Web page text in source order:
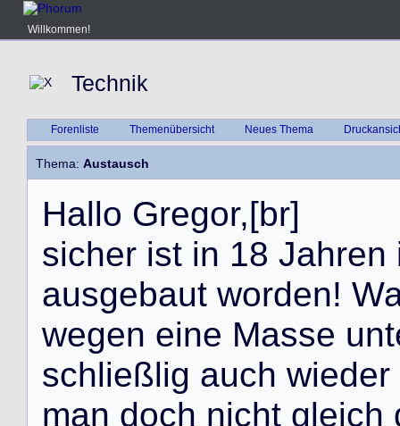
Willkommen!
Technik
Forenliste Themenübersicht Neues Thema
Thema: Austausch
Hallo Gregor,[br]
sicher ist in 18 Jahren
ausgebaut worden! W
wegen eine Masse unt
schließlig auch wieder
man doch nicht gleich